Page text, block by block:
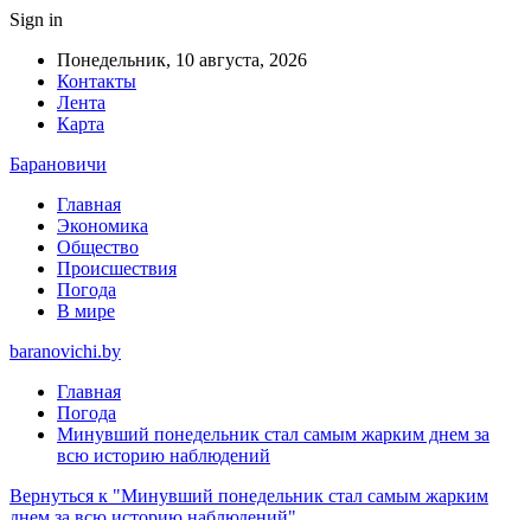
Sign in
Понедельник, 10 августа, 2026
Контакты
Лента
Карта
Барановичи
Главная
Экономика
Общество
Происшествия
Погода
В мире
baranovichi.by
Главная
Погода
Минувший понедельник стал самым жарким днем за
всю историю наблюдений
Вернуться к "Минувший понедельник стал самым жарким